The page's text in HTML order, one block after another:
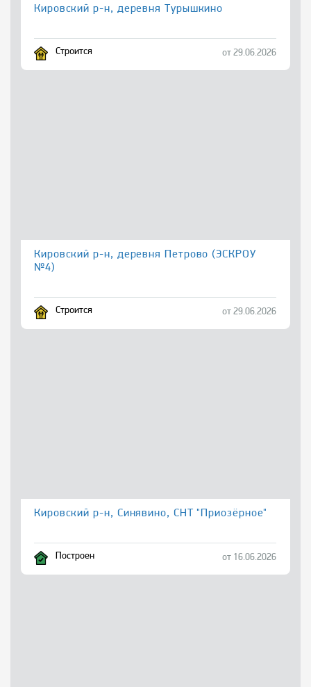
Кировский р-н, деревня Турышкино
Строится от 29.06.2026
Кировский р-н, деревня Петрово (ЭСКРОУ
№4)
Строится от 29.06.2026
Кировский р-н, Синявино, СНТ "Приозёрное"
Построен от 16.06.2026